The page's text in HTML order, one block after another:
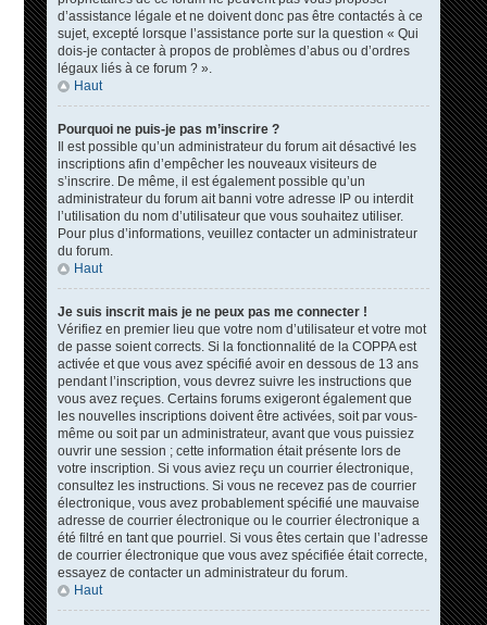
d’assistance légale et ne doivent donc pas être contactés à ce
sujet, excepté lorsque l’assistance porte sur la question « Qui
dois-je contacter à propos de problèmes d’abus ou d’ordres
légaux liés à ce forum ? ».
Haut
Pourquoi ne puis-je pas m’inscrire ?
Il est possible qu’un administrateur du forum ait désactivé les
inscriptions afin d’empêcher les nouveaux visiteurs de
s’inscrire. De même, il est également possible qu’un
administrateur du forum ait banni votre adresse IP ou interdit
l’utilisation du nom d’utilisateur que vous souhaitez utiliser.
Pour plus d’informations, veuillez contacter un administrateur
du forum.
Haut
Je suis inscrit mais je ne peux pas me connecter !
Vérifiez en premier lieu que votre nom d’utilisateur et votre mot
de passe soient corrects. Si la fonctionnalité de la COPPA est
activée et que vous avez spécifié avoir en dessous de 13 ans
pendant l’inscription, vous devrez suivre les instructions que
vous avez reçues. Certains forums exigeront également que
les nouvelles inscriptions doivent être activées, soit par vous-
même ou soit par un administrateur, avant que vous puissiez
ouvrir une session ; cette information était présente lors de
votre inscription. Si vous aviez reçu un courrier électronique,
consultez les instructions. Si vous ne recevez pas de courrier
électronique, vous avez probablement spécifié une mauvaise
adresse de courrier électronique ou le courrier électronique a
été filtré en tant que pourriel. Si vous êtes certain que l’adresse
de courrier électronique que vous avez spécifiée était correcte,
essayez de contacter un administrateur du forum.
Haut